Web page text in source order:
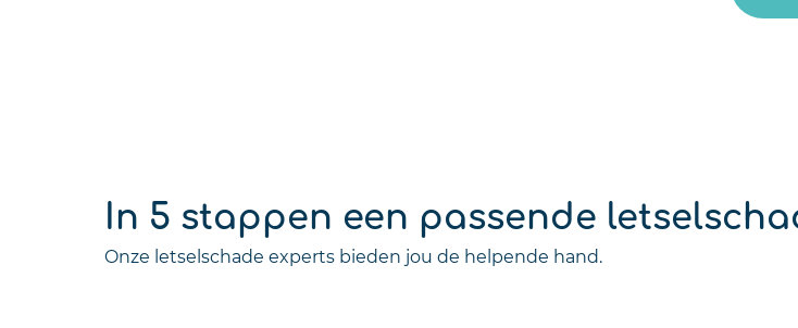
In 5 stappen een passende
Onze letselschade experts bieden jou de helpende hand.